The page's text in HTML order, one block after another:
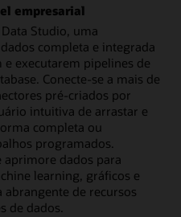
empresarial
Studio, uma
completa e integrada
executarem pipelines de
Conecte-se a mais de
pré-criados por
intuitiva de arrastar e
completa ou
programados.
aprimore dados para
learning, gráficos e
de recursos
de dados.